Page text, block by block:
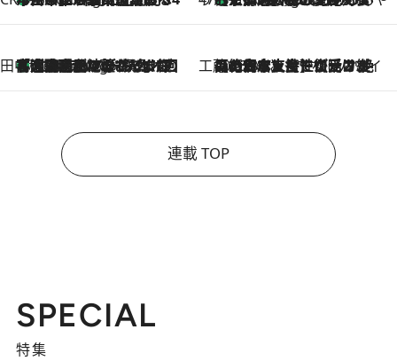
田中稲の勝手に再ブーム
6 Hours Ago
「湘南乃風に憧れて」観客大盛上がりの“タオル回し”に、ラッパー顔負けの高速歌唱まで…さだまさし（74）のアグレッシブすぎる現在地 工藤まやのおもてなしハワイ
2026.8.6
【ハワイ土産】ローカルの絶大な支持で復活！ 絶品の幻クッキー《元ファンの日本人女性が受け継いだ名店》
連載 TOP
SPECIAL
特集